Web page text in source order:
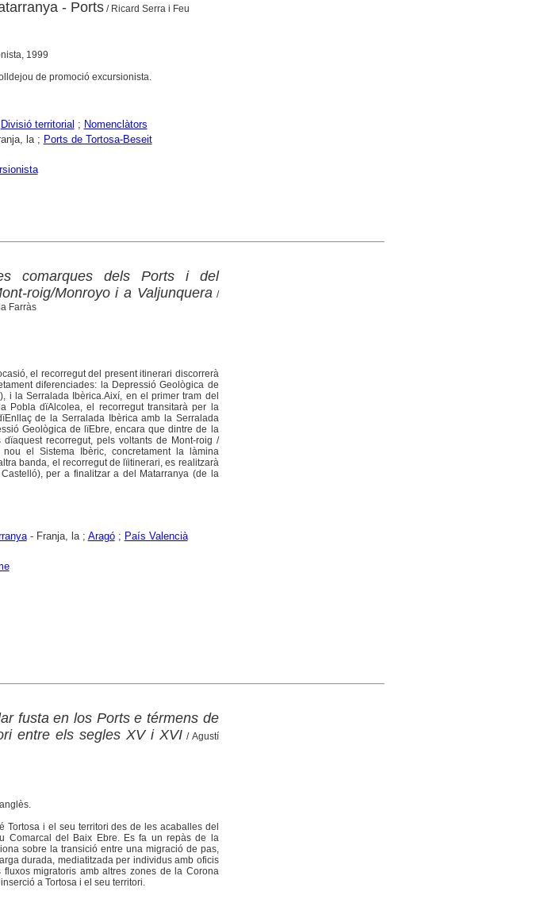
- Ports/ Ricard Serra i Feu
1999
de promoció excursionista.
Divisió territorial ; Nomenclàtors
la ; Ports de Tortosa-Beseit
comarques dels Ports i del
roig/Monroyo i a Valjunquera/
Farràs
el recorregut del present itinerari discorrerà
diferenciades: la Depressió Geològica de
i la Serralada Ibèrica.Així, en el primer tram del
Pobla dïAlcolea, el recorregut transitarà per la
de la Serralada Ibèrica amb la Serralada
Geològica de lïEbre, encara que dintre de la
recorregut, pels voltants de Mont-roig /
el Sistema Ibèric, concretament la làmina
banda, el recorregut de lïitinerari, es realitzarà
per a finalitzar a del Matarranya (de la
- Franja, la ; Aragó; País Valencià
fusta en los Ports e térmens de
entre els segles XV i XVI / Agustí
Tortosa i el seu territori des de les acaballes del
Comarcal del Baix Ebre. Es fa un repàs de la
sobre la transició entre una migració de pas,
durada, mediatitzada per individus amb oficis
fluxos migratoris amb altres zones de la Corona
a Tortosa i el seu territori.